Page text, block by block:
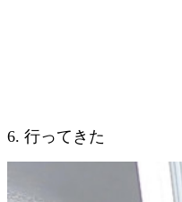
6. 行ってきた